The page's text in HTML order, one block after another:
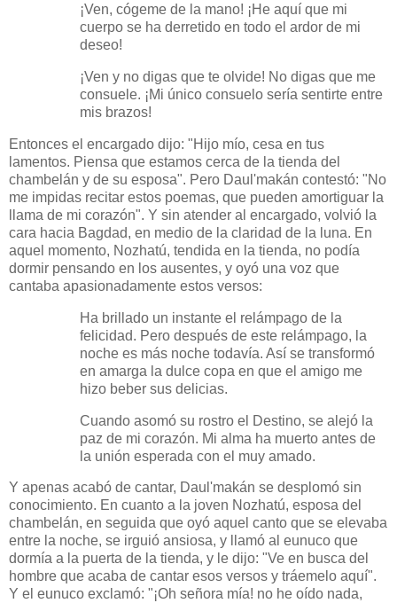
¡Ven, cógeme de la mano! ¡He aquí que mi
cuerpo se ha derretido en todo el ardor de mi
deseo!
¡Ven y no digas que te olvide! No digas que me
consuele. ¡Mi único consuelo sería sentirte entre
mis brazos!
Entonces el encargado dijo: "Hijo mío, cesa en tus
lamentos. Piensa que estamos cerca de la tienda del
chambelán y de su esposa". Pero Daul'makán contestó: "No
me impidas recitar estos poemas, que pueden amortiguar la
llama de mi corazón". Y sin atender al encargado, volvió la
cara hacia Bagdad, en medio de la claridad de la luna. En
aquel momento, Nozhatú, tendida en la tienda, no podía
dormir pensando en los ausentes, y oyó una voz que
cantaba apasionadamente estos versos:
Ha brillado un instante el relámpago de la
felicidad. Pero después de este relámpago, la
noche es más noche todavía. Así se transformó
en amarga la dulce copa en que el amigo me
hizo beber sus delicias.
Cuando asomó su rostro el Destino, se alejó la
paz de mi corazón. Mi alma ha muerto antes de
la unión esperada con el muy amado.
Y apenas acabó de cantar, Daul'makán se desplomó sin
conocimiento. En cuanto a la joven Nozhatú, esposa del
chambelán, en seguida que oyó aquel canto que se elevaba
entre la noche, se irguió ansiosa, y llamó al eunuco que
dormía a la puerta de la tienda, y le dijo: "Ve en busca del
hombre que acaba de cantar esos versos y tráemelo aquí".
Y el eunuco exclamó: "¡Oh señora mía! no he oído nada,